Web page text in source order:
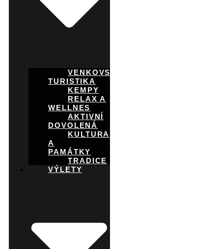
VENKOVSKÁ
TURISTIKA
KEMPY
RELAX A
WELLNES
AKTIVNÍ
DOVOLENÁ
KULTURA
A
PAMÁTKY
TRADICE
VÝLETY